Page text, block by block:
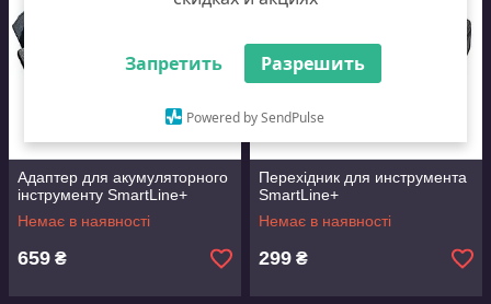
Запретить Разрешить
Powered by SendPulse
Адаптер для акумуляторного
інструменту SmartLine+
Немає в наявності
659 ₴
Перехідник для инструмента
SmartLine+
Немає в наявності
299 ₴